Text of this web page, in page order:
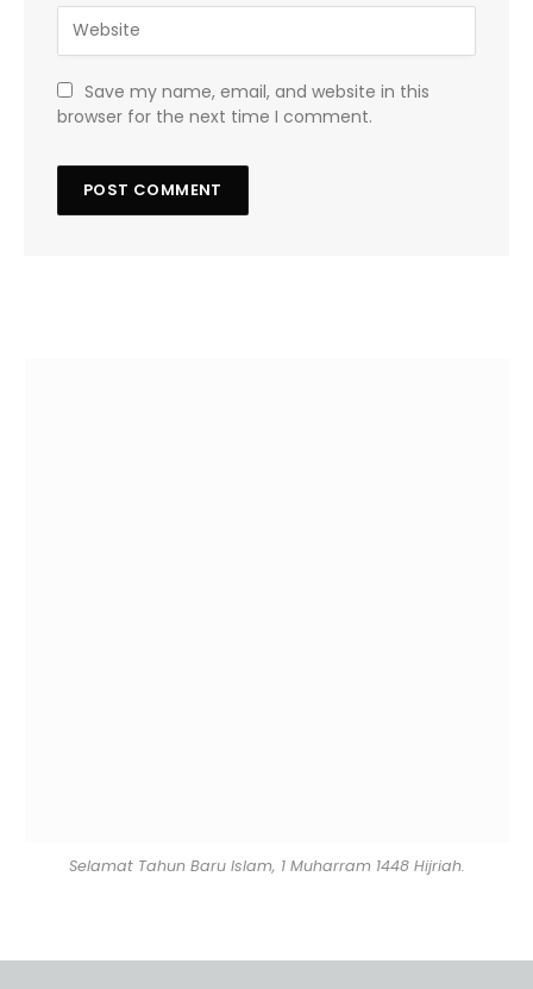
Save my name, email, and website in this
browser for the next time I comment.
Selamat Tahun Baru Islam, 1 Muharram 1448 Hijriah.